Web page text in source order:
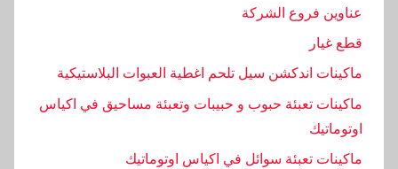
ت
ع
ئ
ه
عناوين فروع الشركة
قطع غيار
ماكينات اندكشن سيل تلحم اغطية العبوات البلاستيكية
ماكينات تعبئة حبوب و حبيبات وتعبئة مساحيق في اكياس
اوتوماتيك
ماكينات تعبئة سوائل في اكياس اوتوماتيك